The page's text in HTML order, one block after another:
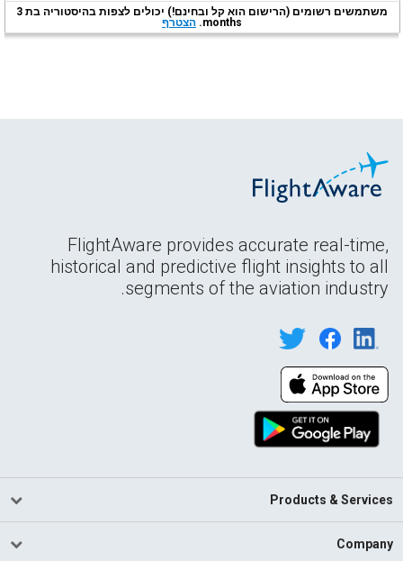
משתמשים רשומים (הרישום הוא קל ובחינם!) יכולים לצפות בהיסטוריה בת 3
months. הצטרף
FlightAware provides accurate real-time,
historical and predictive flight insights to all
segments of the aviation industry.
Products & Services
Company